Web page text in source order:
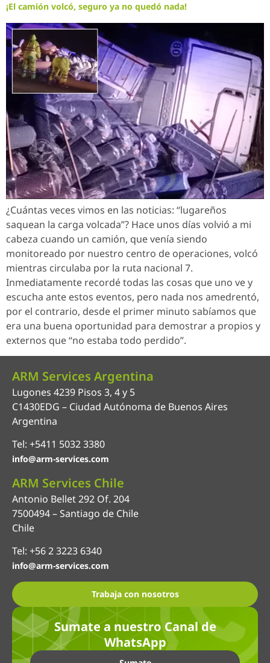
¡El camión volcó, seguro ya no quedó nada!
¿Cuántas veces vimos en las noticias: “lugareños
saquean la carga volcada”? Hace unos días volvió a mi
cabeza cuando un camión, que venía siendo
monitoreado por nuestro centro de operaciones, volcó
mientras circulaba por la ruta nacional 7.
Inmediatamente recordé todas las cosas que uno ve y
escucha ante estos eventos, pero nada nos amedrentó,
por el contrario, desde el primer minuto sabíamos que
era una buena oportunidad para demostrar a propios y
externos que “no estaba todo perdido”.
ARM Services Argentina
Lugones 4239 Pisos 3, 4 y 5
C1430EDG – Ciudad Autónoma de Buenos Aires
Argentina
Tel: +5411 5032 3380
info@arm-services.com
ARM Services Chile
Antonio Bellet 292 Of. 204
7500494 – Santiago de Chile
Chile
Tel: +56 2 3223 6340
info@arm-services.com
Trabaja con nosotros
Sumate a nuestro Canal de
WhatsApp